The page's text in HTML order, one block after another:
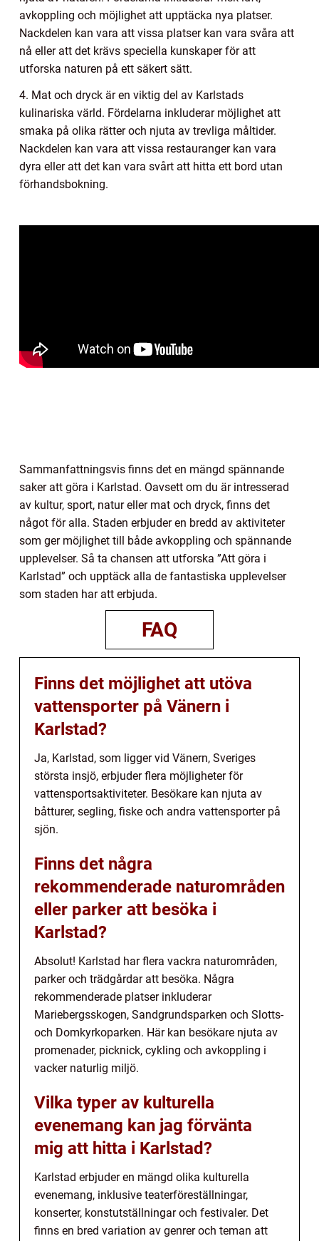
avkoppling och möjlighet att upptäcka nya platser.
Nackdelen kan vara att vissa platser kan vara svåra att
nå eller att det krävs speciella kunskaper för att
utforska naturen på ett säkert sätt.
4. Mat och dryck är en viktig del av Karlstads
kulinariska värld. Fördelarna inkluderar möjlighet att
smaka på olika rätter och njuta av trevliga måltider.
Nackdelen kan vara att vissa restauranger kan vara
dyra eller att det kan vara svårt att hitta ett bord utan
förhandsbokning.
Sammanfattningsvis finns det en mängd spännande
saker att göra i Karlstad. Oavsett om du är intresserad
av kultur, sport, natur eller mat och dryck, finns det
något för alla. Staden erbjuder en bredd av aktiviteter
som ger möjlighet till både avkoppling och spännande
upplevelser. Så ta chansen att utforska ”Att göra i
Karlstad” och upptäck alla de fantastiska upplevelser
som staden har att erbjuda.
FAQ
Finns det möjlighet att utöva
vattensporter på Vänern i
Karlstad?
Ja, Karlstad, som ligger vid Vänern, Sveriges
största insjö, erbjuder flera möjligheter för
vattensportsaktiviteter. Besökare kan njuta av
båtturer, segling, fiske och andra vattensporter på
sjön.
Finns det några
rekommenderade naturområden
eller parker att besöka i
Karlstad?
Absolut! Karlstad har flera vackra naturområden,
parker och trädgårdar att besöka. Några
rekommenderade platser inkluderar
Mariebergsskogen, Sandgrundsparken och Slotts-
och Domkyrkoparken. Här kan besökare njuta av
promenader, picknick, cykling och avkoppling i
vacker naturlig miljö.
Vilka typer av kulturella
evenemang kan jag förvänta
mig att hitta i Karlstad?
Karlstad erbjuder en mängd olika kulturella
evenemang, inklusive teaterföreställningar,
konserter, konstutställningar och festivaler. Det
finns en bred variation av genrer och teman att